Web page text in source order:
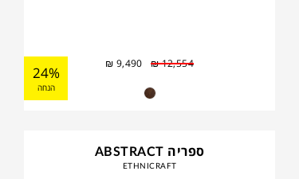
₪12,554
₪ 9,490
24%
הנחה
ספריה ABSTRACT
ETHNICRAFT